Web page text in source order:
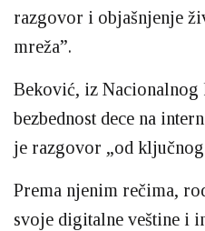
razgovor i objašnjenje
mreža”.
Beković, iz Nacionalnog
bezbednost dece na
je razgovor „od ključnog
Prema njenim rečima,
svoje digitalne veštine i